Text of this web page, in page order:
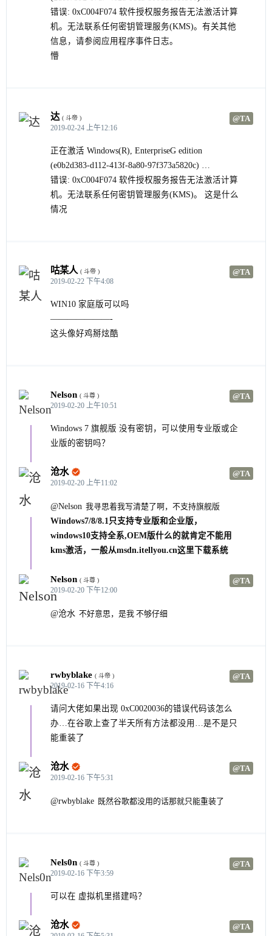
错误: 0xC004F074 软件授权服务报告无法激活计算
机。无法联系任何密钥管理服务(KMS)。有关其他
信息，请参阅应用程序事件日志。
懵
达 @TA
( 斗帝 )
2019-02-24 上午12:16
正在激活 Windows(R), EnterpriseG edition
(e0b2d383-d112-413f-8a80-97f373a5820c) …
错误: 0xC004F074 软件授权服务报告无法激活计算
机。无法联系任何密钥管理服务(KMS)。 这是什么
情况
咕某人 @TA
( 斗帝 )
2019-02-22 下午4:08
WIN10 家庭版可以吗
———————-
这头像好鸡掰炫酷
Nelson @TA
( 斗尊 )
2019-02-20 上午10:51
Windows 7 旗舰版 没有密钥，可以使用专业版或企
业版的密钥吗？
沧水 @TA

2019-02-20 上午11:02
@Nelson 我寻思着我写清楚了啊，不支持旗舰版
Windows7/8/8.1只支持专业版和企业版，
windows10支持全系,OEM版什么的就肯定不能用
kms激活，一般从msdn.itellyou.cn这里下载系统
Nelson @TA
( 斗尊 )
2019-02-20 下午12:00
@沧水 不好意思，是我 不够仔细
rwbyblake @TA
( 斗帝 )
2019-02-16 下午4:16
请问大佬如果出现 0xC0020036的错误代码该怎么
办…在谷歌上查了半天所有方法都没用…是不是只
能重装了
沧水 @TA

2019-02-16 下午5:31
@rwbyblake 既然谷歌都没用的话那就只能重装了
Nels0n @TA
( 斗尊 )
2019-02-16 下午3:59
可以在 虚拟机里搭建吗？
沧水 @TA
